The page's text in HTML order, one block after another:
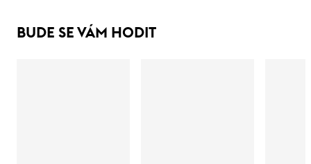
BUDE SE VÁM HODIT